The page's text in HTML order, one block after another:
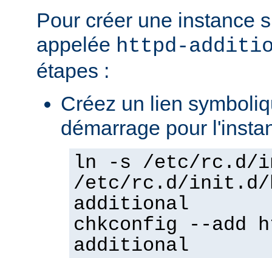
Pour créer une instance
appelée httpd-
étapes :
Créez un lien
démarrage pour
ln -s /etc/rc.d/
/etc/rc.d/init.d/
additional
chkconfig --add
additional